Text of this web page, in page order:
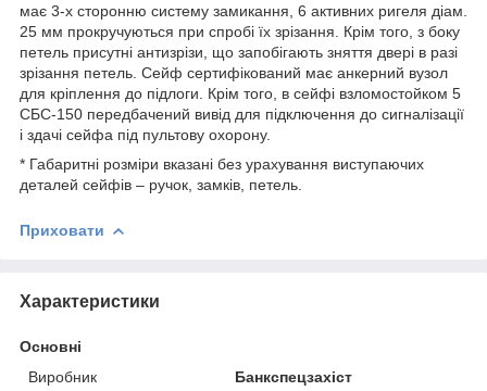
має 3-х сторонню систему замикання, 6 активних ригеля діам.
25 мм прокручуються при спробі їх зрізання. Крім того, з боку
петель присутні антизрізи, що запобігають зняття двері в разі
зрізання петель. Сейф сертифікований має анкерний вузол
для кріплення до підлоги. Крім того, в сейфі взломостойком 5
СБС-150 передбачений вивід для підключення до сигналізації
і здачі сейфа під пультову охорону.
* Габаритні розміри вказані без урахування виступаючих
деталей сейфів – ручок, замків, петель.
Приховати
Характеристики
Основні
Виробник
Банкспецзахіст